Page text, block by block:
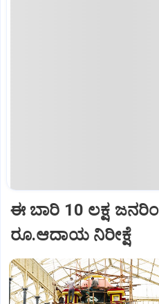
ಈ ಬಾರಿ 10 ಲಕ್ಷ
ರೂ.ಆದಾಯ ನಿರೀಕ್ಷೆ